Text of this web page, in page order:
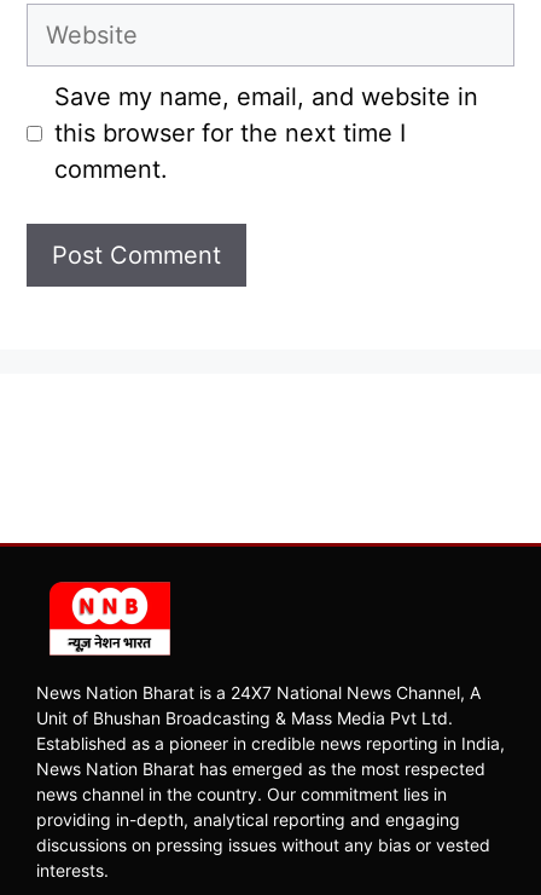
Website
Save my name, email, and website in
this browser for the next time I
comment.
News Nation Bharat is a 24X7 National News Channel, A
Unit of Bhushan Broadcasting & Mass Media Pvt Ltd.
Established as a pioneer in credible news reporting in India,
News Nation Bharat has emerged as the most respected
news channel in the country. Our commitment lies in
providing in-depth, analytical reporting and engaging
discussions on pressing issues without any bias or vested
interests.